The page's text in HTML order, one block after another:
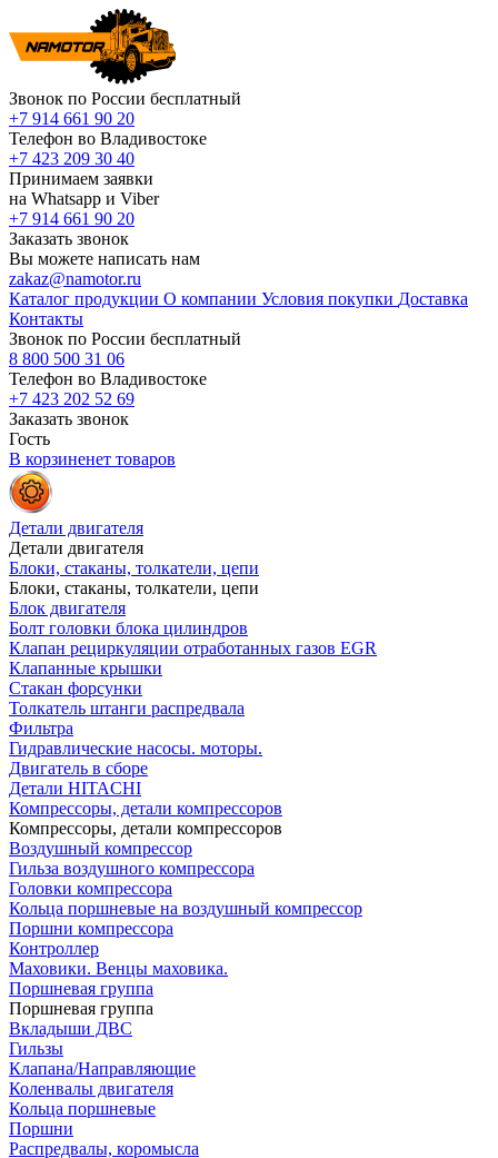
Звонок по России бесплатный
+7 914 661 90 20
Телефон во Владивостоке
+7 423 209 30 40
Принимаем заявки
на Whatsapp и Viber
+7 914 661 90 20
Заказать звонок
Вы можете написать нам
zakaz@namotor.ru
Каталог продукции О компании Условия покупки Доставка
Контакты
Звонок по России бесплатный
8 800 500 31 06
Телефон во Владивостоке
+7 423 202 52 69
Заказать звонок
Гость
В корзиненет товаров
Детали двигателя
Детали двигателя
Блоки, стаканы, толкатели, цепи
Блоки, стаканы, толкатели, цепи
Блок двигателя
Болт головки блока цилиндров
Клапан рециркуляции отработанных газов EGR
Клапанные крышки
Стакан форсунки
Толкатель штанги распредвала
Фильтра
Гидравлические насосы. моторы.
Двигатель в сборе
Детали HITACHI
Компрессоры, детали компрессоров
Компрессоры, детали компрессоров
Воздушный компрессор
Гильза воздушного компрессора
Головки компрессора
Кольца поршневые на воздушный компрессор
Поршни компрессора
Контроллер
Маховики. Венцы маховика.
Поршневая группа
Поршневая группа
Вкладыши ДВС
Гильзы
Клапана/Направляющие
Коленвалы двигателя
Кольца поршневые
Поршни
Распредвалы, коромысла